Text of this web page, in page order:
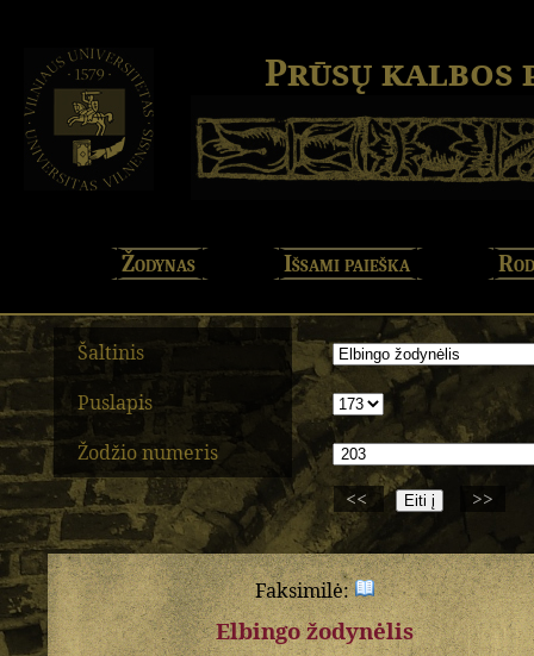
Prūsų kalbos
Žodynas Išsami paieška
Šaltinis
Puslapis
Žodžio numeris
<<
>>
Faksimilė:
Elbingo žodynėlis